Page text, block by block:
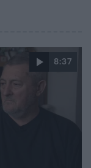
8:37